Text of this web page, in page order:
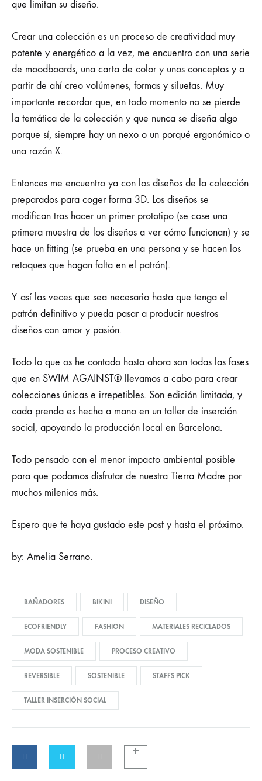
que limitan su diseño.
Crear una colección es un proceso de creatividad muy
potente y energético a la vez, me encuentro con una serie
de moodboards, una carta de color y unos conceptos y a
partir de ahí creo volúmenes, formas y siluetas. Muy
importante recordar que, en todo momento no se pierde
la temática de la colección y que nunca se diseña algo
porque sí, siempre hay un nexo o un porqué ergonómico o
una razón X.
Entonces me encuentro ya con los diseños de la colección
preparados para coger forma 3D. Los diseños se
modifican tras hacer un primer prototipo (se cose una
primera muestra de los diseños a ver cómo funcionan) y se
hace un fitting (se prueba en una persona y se hacen los
retoques que hagan falta en el patrón).
Y así las veces que sea necesario hasta que tenga el
patrón definitivo y pueda pasar a producir nuestros
diseños con amor y pasión.
Todo lo que os he contado hasta ahora son todas las fases
que en SWIM AGAINST® llevamos a cabo para crear
colecciones únicas e irrepetibles. Son edición limitada, y
cada prenda es hecha a mano en un taller de inserción
social, apoyando la producción local en Barcelona.
Todo pensado con el menor impacto ambiental posible
para que podamos disfrutar de nuestra Tierra Madre por
muchos milenios más.
Espero que te haya gustado este post y hasta el próximo.
by: Amelia Serrano.
BAÑADORES BIKINI DISEÑO
ECOFRIENDLY FASHION MATERIALES RECICLADOS
MODA SOSTENIBLE PROCESO CREATIVO
REVERSIBLE SOSTENIBLE STAFFS PICK
TALLER INSERCIÓN SOCIAL